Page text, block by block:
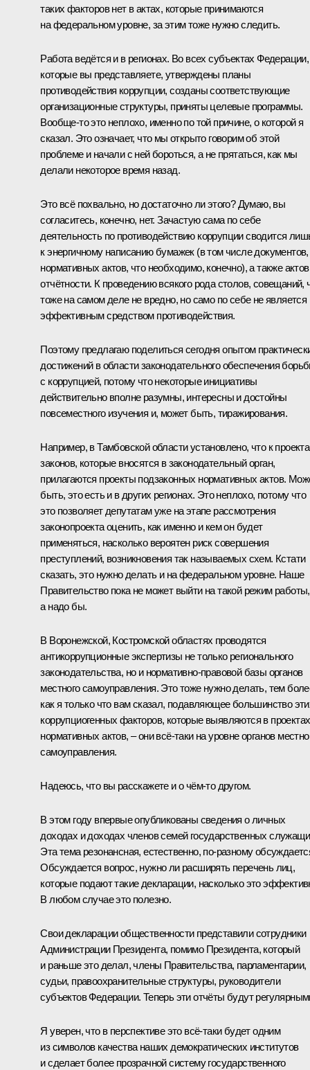
таких факторов нет в актах, которые принимаются
на федеральном уровне, за этим тоже нужно следить.
Работа ведётся и в регионах. Во всех субъектах Федерации,
которые вы представляете, утверждены планы
противодействия коррупции, созданы соответствующие
организационные структуры, приняты целевые программы.
Вообще‑то это неплохо, именно по той причине, о которой я
сказал. Это означает, что мы открыто говорим об этой
проблеме и начали с ней бороться, а не прятаться, как мы
делали некоторое время назад.
Это всё похвально, но достаточно ли этого? Думаю, вы
согласитесь, конечно, нет. Зачастую сама по себе
деятельность по противодействию коррупции сводится
к энергичному написанию бумажек (в том числе документов,
нормативных актов, что необходимо, конечно), а также актов
отчётности. К проведению всякого рода столов, совещаний,
тоже на самом деле не вредно, но само по себе не является
эффективным средством противодействия.
Поэтому предлагаю поделиться сегодня опытом
достижений в области законодательного обеспечения
с коррупцией, потому что некоторые инициативы
действительно вполне разумны, интересны и достойны
повсеместного изучения и, может быть, тиражирования.
Например, в Тамбовской области установлено, что к
законов, которые вносятся в законодательный орган,
прилагаются проекты подзаконных нормативных актов.
быть, это есть и в других регионах. Это неплохо, потому что
это позволяет депутатам уже на этапе рассмотрения
законопроекта оценить, как именно и кем он будет
применяться, насколько вероятен риск совершения
преступлений, возникновения так называемых схем. Кстати
сказать, это нужно делать и на федеральном уровне. Наше
Правительство пока не может выйти на такой режим работы,
а надо бы.
В Воронежской, Костромской областях проводятся
антикоррупционные экспертизы не только регионального
законодательства, но и нормативно-правовой базы органов
местного самоуправления. Это тоже нужно делать, тем
как я только что вам сказал, подавляющее большинство
коррупциогенных факторов, которые выявляются в проектах
нормативных актов, – они всё‑таки на уровне органов
самоуправления.
Надеюсь, что вы расскажете и о чём‑то другом.
В этом году впервые опубликованы сведения о личных
доходах и доходах членов семей государственных
Эта тема резонансная, естественно, по‑разному
Обсуждается вопрос, нужно ли расширять перечень лиц,
которые подают такие декларации, насколько это
В любом случае это полезно.
Свои декларации общественности представили сотрудники
Администрации Президента, помимо Президента, который
и раньше это делал, члены Правительства, парламентарии,
судьи, правоохранительные структуры, руководители
субъектов Федерации. Теперь эти отчёты будут
Я уверен, что в перспективе это всё‑таки будет одним
из символов качества наших демократических институтов
и сделает более прозрачной систему государственного